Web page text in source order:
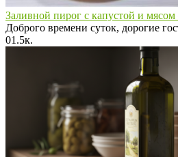
Заливной пирог с капустой и
Доброго времени суток, дорогие
01.5к.